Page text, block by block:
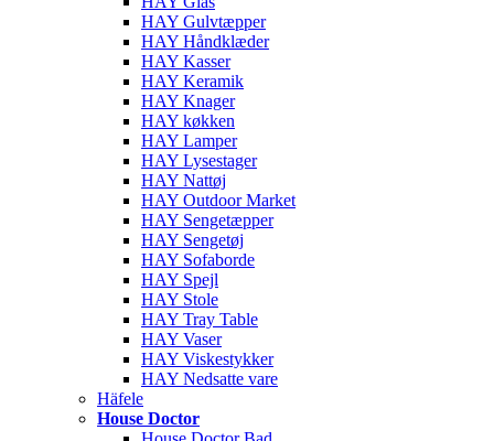
HAY Gulvtæpper
HAY Håndklæder
HAY Kasser
HAY Keramik
HAY Knager
HAY køkken
HAY Lamper
HAY Lysestager
HAY Nattøj
HAY Outdoor Market
HAY Sengetæpper
HAY Sengetøj
HAY Sofaborde
HAY Spejl
HAY Stole
HAY Tray Table
HAY Vaser
HAY Viskestykker
HAY Nedsatte vare
Häfele
House Doctor